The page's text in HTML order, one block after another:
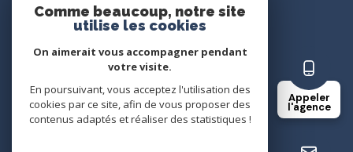
Appeler
l'agence
Cookies
Comme beaucoup, notre site
utilise les cookies
On aimerait vous accompagner pendant
votre visite.
En poursuivant, vous acceptez l'utilisation des
cookies par ce site, afin de vous proposer des
contenus adaptés et réaliser des statistiques !